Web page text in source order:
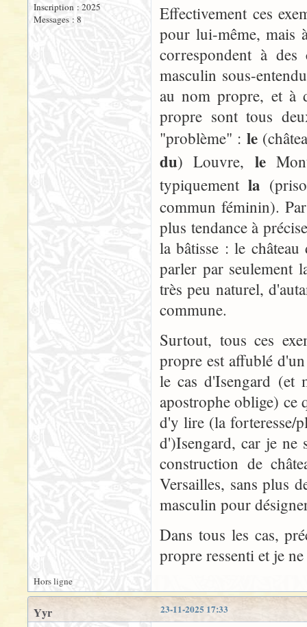
Inscription : 2025
Messages : 8
Effectivement ces
pour lui-même, mais
correspondent à
masculin sous-
au nom propre, et à
propre sont tous
"problème" : le
du) Louvre, le
typiquementla
commun féminin).
plus tendance à
la bâtisse : le
parler par seulement
très peu naturel,
commune.
Surtout, tous ces
propre est affublé
le cas d'Isengard (et
apostrophe oblige) ce
d'y lire (la forteresse/
d')Isengard, car je ne
construction de
Versailles, sans plus
masculin pour
Dans tous les cas,
propre ressenti et je
Hors ligne
23-11-2025 17:33
Yyr